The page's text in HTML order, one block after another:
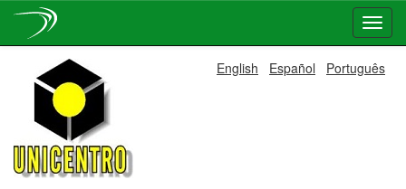
navigation
English Español Português